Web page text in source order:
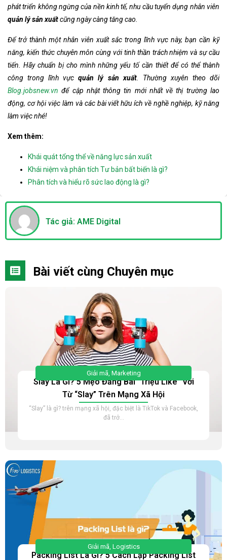
phát triển không ngừng của nền kinh tế, nhu cầu tuyển dụng nhân viên
quản lý sản xuấtcũng ngày càng tăng cao.
Để trở thành một nhân viên xuất sắc trong lĩnh vực này, bạn cần kỹ
năng, kiến thức chuyên môn cùng với tinh thần trách nhiệm và sự cầu
tiến. Hãy chuẩn bị cho mình những yếu tố cần thiết để có thể thành
công trong lĩnh vựcquản lý sản xuất. Thường xuyên theo dõi
Blog.jobsnew.vn để cập nhật thông tin mới nhất về thị trường lao
động, cơ hội việc làm và các bài viết hữu ích về nghề nghiệp, kỹ năng
làm việc nhé!
Xem thêm:
Khái quát tổng thể về năng lực sản xuất
Khái niệm và phân tích Tư bản bất biến là gì?
Phân tích và hiểu rõ sức lao động là gì?
Tác giả: AME Digital
Bài viết cùng Chuyên mục
Giải mã, Marketing
Slay Là Gì? 5 Mẹo Đăng Bài “Triệu Like” Với
Từ “Slay” Trên Mạng Xã Hội
“Slay” là gì? trên mạng xã hội, đặc biệt là TikTok và Facebook,
đã trở...
Giải mã, Logistics
Packing List Là Gì? 5 Cách Lập Packing List